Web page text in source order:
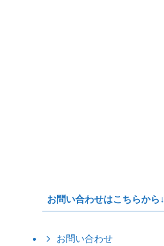
お問い合わせはこちらから↓
お問い合わせ